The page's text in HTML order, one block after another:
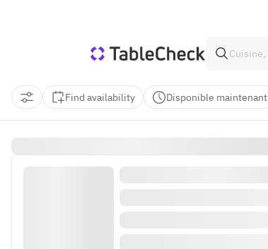
Find availability Disponible maintenant